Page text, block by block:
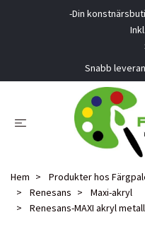
-Din
Snabb
Hem Produkter hos
Renesans
Maxi-akryl
Renesans-MAXI akryl